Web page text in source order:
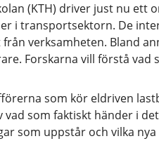
(KTH) driver just nu
i transportsektorn. De
verksamheten. Bland
Forskarna vill förstå vad
som kör eldriven
vad som faktiskt händer i
som uppstår och vilka